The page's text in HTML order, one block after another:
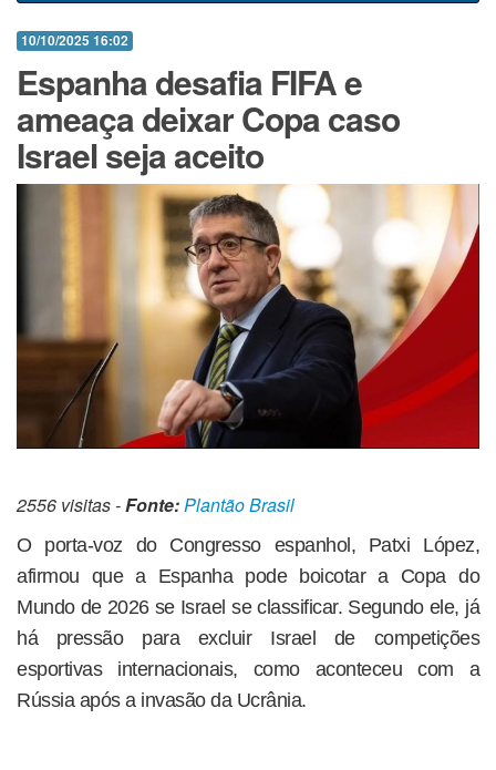
10/10/2025 16:02
Espanha desafia FIFA e
ameaça deixar Copa caso
Israel seja aceito
2556 visitas -Fonte:Plantão Brasil
O porta-voz do Congresso espanhol, Patxi López,
afirmou que a Espanha pode boicotar a Copa do
Mundo de 2026 se Israel se classificar. Segundo ele, já
há pressão para excluir Israel de competições
esportivas internacionais, como aconteceu com a
Rússia após a invasão da Ucrânia.